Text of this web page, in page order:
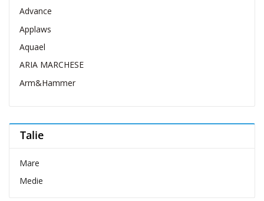
Advance
Applaws
Aquael
ARIA MARCHESE
Arm&Hammer
Bellovero
Talie
Mare
Medie